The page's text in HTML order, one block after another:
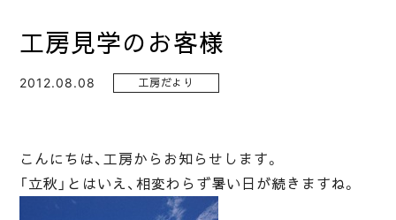
工房見学のお客様
2012.08.08 工房だより
こんにちは、工房からお知らせします。
「立秋」とはいえ、相変わらず暑い日が続きますね。